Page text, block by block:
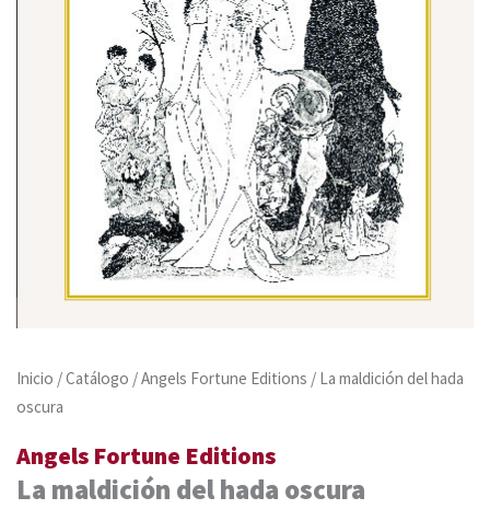
Inicio /Catálogo /Angels Fortune Editions / La maldición del hada
oscura
Angels Fortune Editions
La maldición del hada oscura